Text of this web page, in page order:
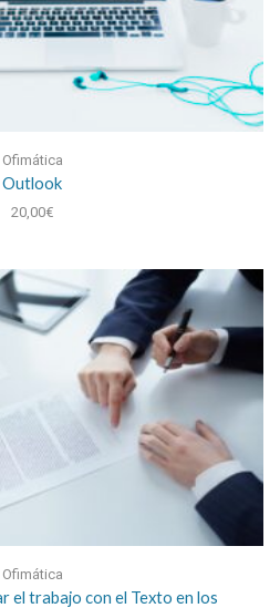
Ofimática
Outlook
20,00€
Ofimática
el trabajo con el Texto en los